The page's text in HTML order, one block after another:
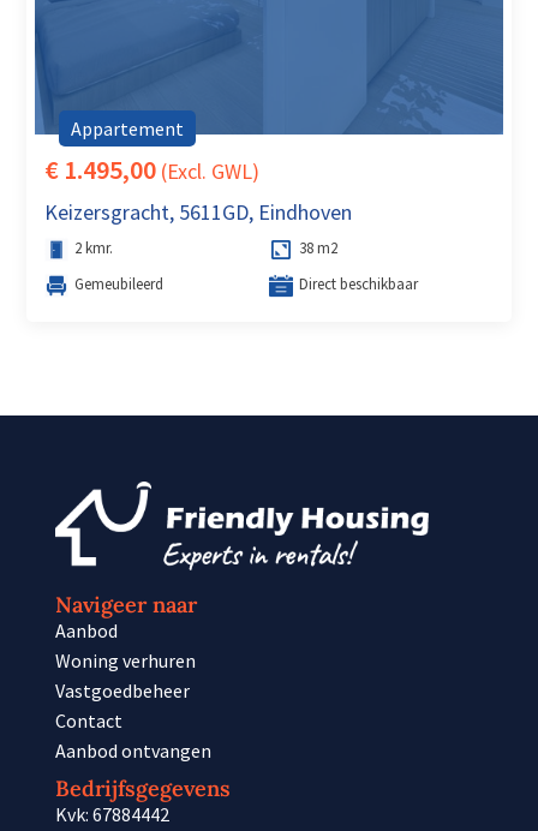
Appartement
€ 1.495,00 (Excl. GWL)
Keizersgracht, 5611GD, Eindhoven
2 kmr.
38 m2
Gemeubileerd
Direct beschikbaar
Navigeer naar
Aanbod
Woning verhuren
Vastgoedbeheer
Contact
Aanbod ontvangen
Bedrijfsgegevens
Kvk: 67884442